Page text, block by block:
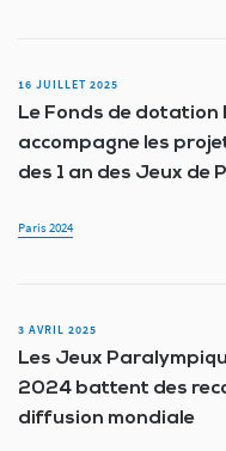
16 JUILLET 2025
Le Fonds de
accompagne les
des 1 an des Jeux de
Paris 2024
3 AVRIL 2025
Les Jeux
2024 battent des
diffusion mondiale